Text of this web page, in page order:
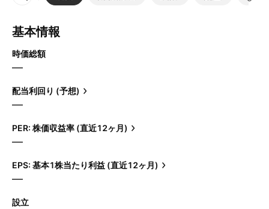
基本情報
時価総額
—
配当利回り (予想)
—
PER: 株価収益率 (直近12ヶ月)
—
EPS: 基本1株当たり利益 (直近12ヶ月)
—
設立